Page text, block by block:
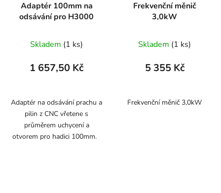
Adaptér 100mm na
odsávání pro H3000
Skladem (1 ks)
1 657,50 Kč
Adaptér na odsávání prachu a
pilin z CNC vřetene s
průměrem uchycení a
otvorem pro hadici 100mm.
Frekvenční měnič
3,0kW
Skladem (1 ks)
5 355 Kč
Frekvenční měnič 3,0kW